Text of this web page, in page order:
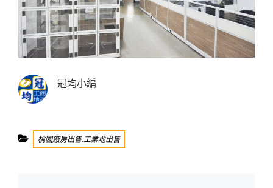
冠均小編
Categories
桃園廠房出售.工業地出售